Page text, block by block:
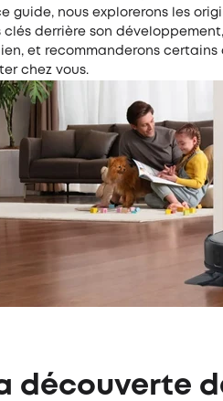
guide, nous explorerons les
clés derrière son
et recommanderons certains
chez vous.
découverte